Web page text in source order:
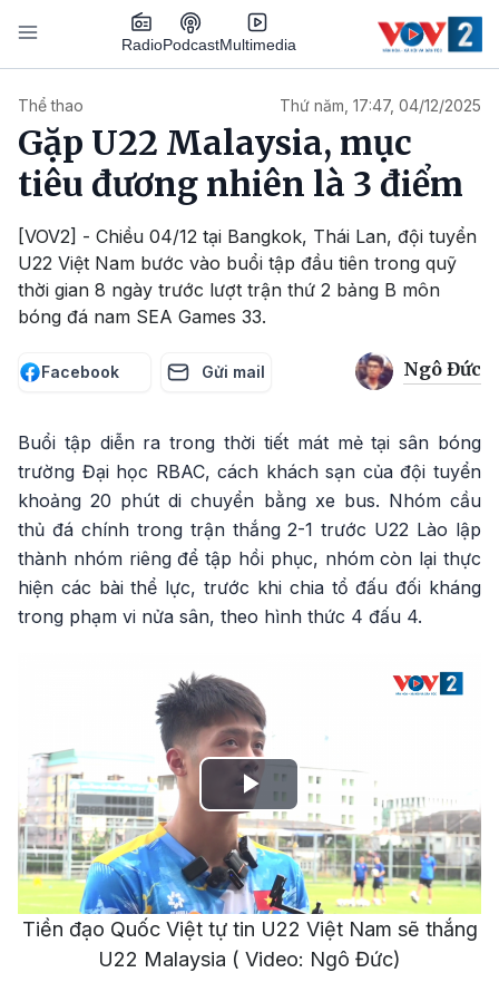
Nhảy đến nội dung
RadioPodcastMultimedia
Thể thao Thứ năm, 17:47, 04/12/2025
Gặp U22 Malaysia, mục
tiêu đương nhiên là 3 điểm
[VOV2] - Chiều 04/12 tại Bangkok, Thái Lan, đội tuyển
U22 Việt Nam bước vào buổi tập đầu tiên trong quỹ
thời gian 8 ngày trước lượt trận thứ 2 bảng B môn
bóng đá nam SEA Games 33.
Facebook Gửi mail Ngô Đức
Buổi tập diễn ra trong thời tiết mát mẻ tại sân bóng
trường Đại học RBAC, cách khách sạn của đội tuyển
khoảng 20 phút di chuyển bằng xe bus. Nhóm cầu
thủ đá chính trong trận thắng 2-1 trước U22 Lào lập
thành nhóm riêng để tập hồi phục, nhóm còn lại thực
hiện các bài thể lực, trước khi chia tổ đấu đối kháng
trong phạm vi nửa sân, theo hình thức 4 đấu 4.
Play
Video
Tiền đạo Quốc Việt tự tin U22 Việt Nam sẽ thắng
U22 Malaysia ( Video: Ngô Đức)